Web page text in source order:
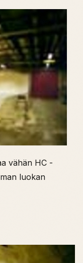
vähän HC -
luokan